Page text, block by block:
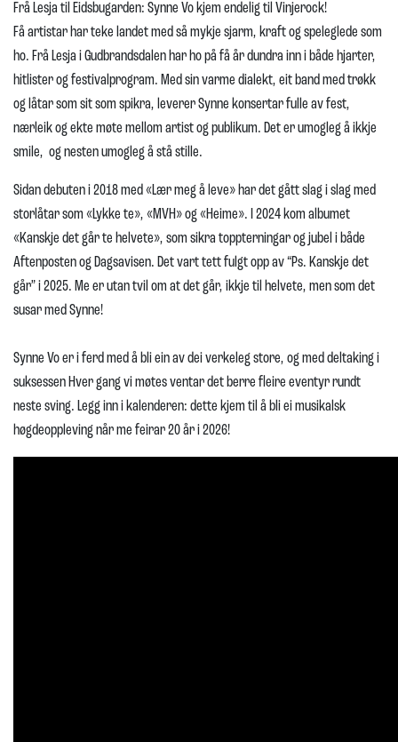
Frå Lesja til Eidsbugarden: Synne Vo kjem endelig til Vinjerock!
Få artistar har teke landet med så mykje sjarm, kraft og speleglede som
ho. Frå Lesja i Gudbrandsdalen har ho på få år dundra inn i både hjarter,
hitlister og festivalprogram. Med sin varme dialekt, eit band med trøkk
og låtar som sit som spikra, leverer Synne konsertar fulle av fest,
nærleik og ekte møte mellom artist og publikum. Det er umogleg å ikkje
smile, og nesten umogleg å stå stille.
Sidan debuten i 2018 med «Lær meg å leve» har det gått slag i slag med
storlåtar som «Lykke te», «MVH» og «Heime». I 2024 kom albumet
«Kanskje det går te helvete», som sikra toppterningar og jubel i både
Aftenposten og Dagsavisen. Det vart tett fulgt opp av “Ps. Kanskje det
går” i 2025. Me er utan tvil om at det går, ikkje til helvete, men som det
susar med Synne!
Synne Vo er i ferd med å bli ein av dei verkeleg store, og med deltaking i
suksessen Hver gang vi møtes ventar det berre fleire eventyr rundt
neste sving. Legg inn i kalenderen: dette kjem til å bli ei musikalsk
høgdeoppleving når me feirar 20 år i 2026!